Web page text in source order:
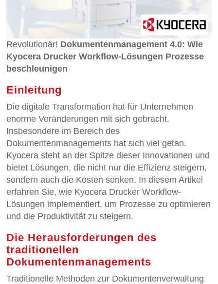
Revolutionär! Dokumentenmanagement 4.0: Wie
Kyocera Drucker Workflow-Lösungen Prozesse
beschleunigen
Einleitung
Die digitale Transformation hat für Unternehmen
enorme Veränderungen mit sich gebracht.
Insbesondere im Bereich des
Dokumentenmanagements hat sich viel getan.
Kyocera steht an der Spitze dieser Innovationen und
bietet Lösungen, die nicht nur die Effizienz steigern,
sondern auch die Kosten senken. In diesem Artikel
erfahren Sie, wie Kyocera Drucker Workflow-
Lösungen implementiert, um Prozesse zu optimieren
und die Produktivität zu steigern.
Die Herausforderungen des
traditionellen
Dokumentenmanagements
Traditionelle Methoden zur Dokumentenverwaltung